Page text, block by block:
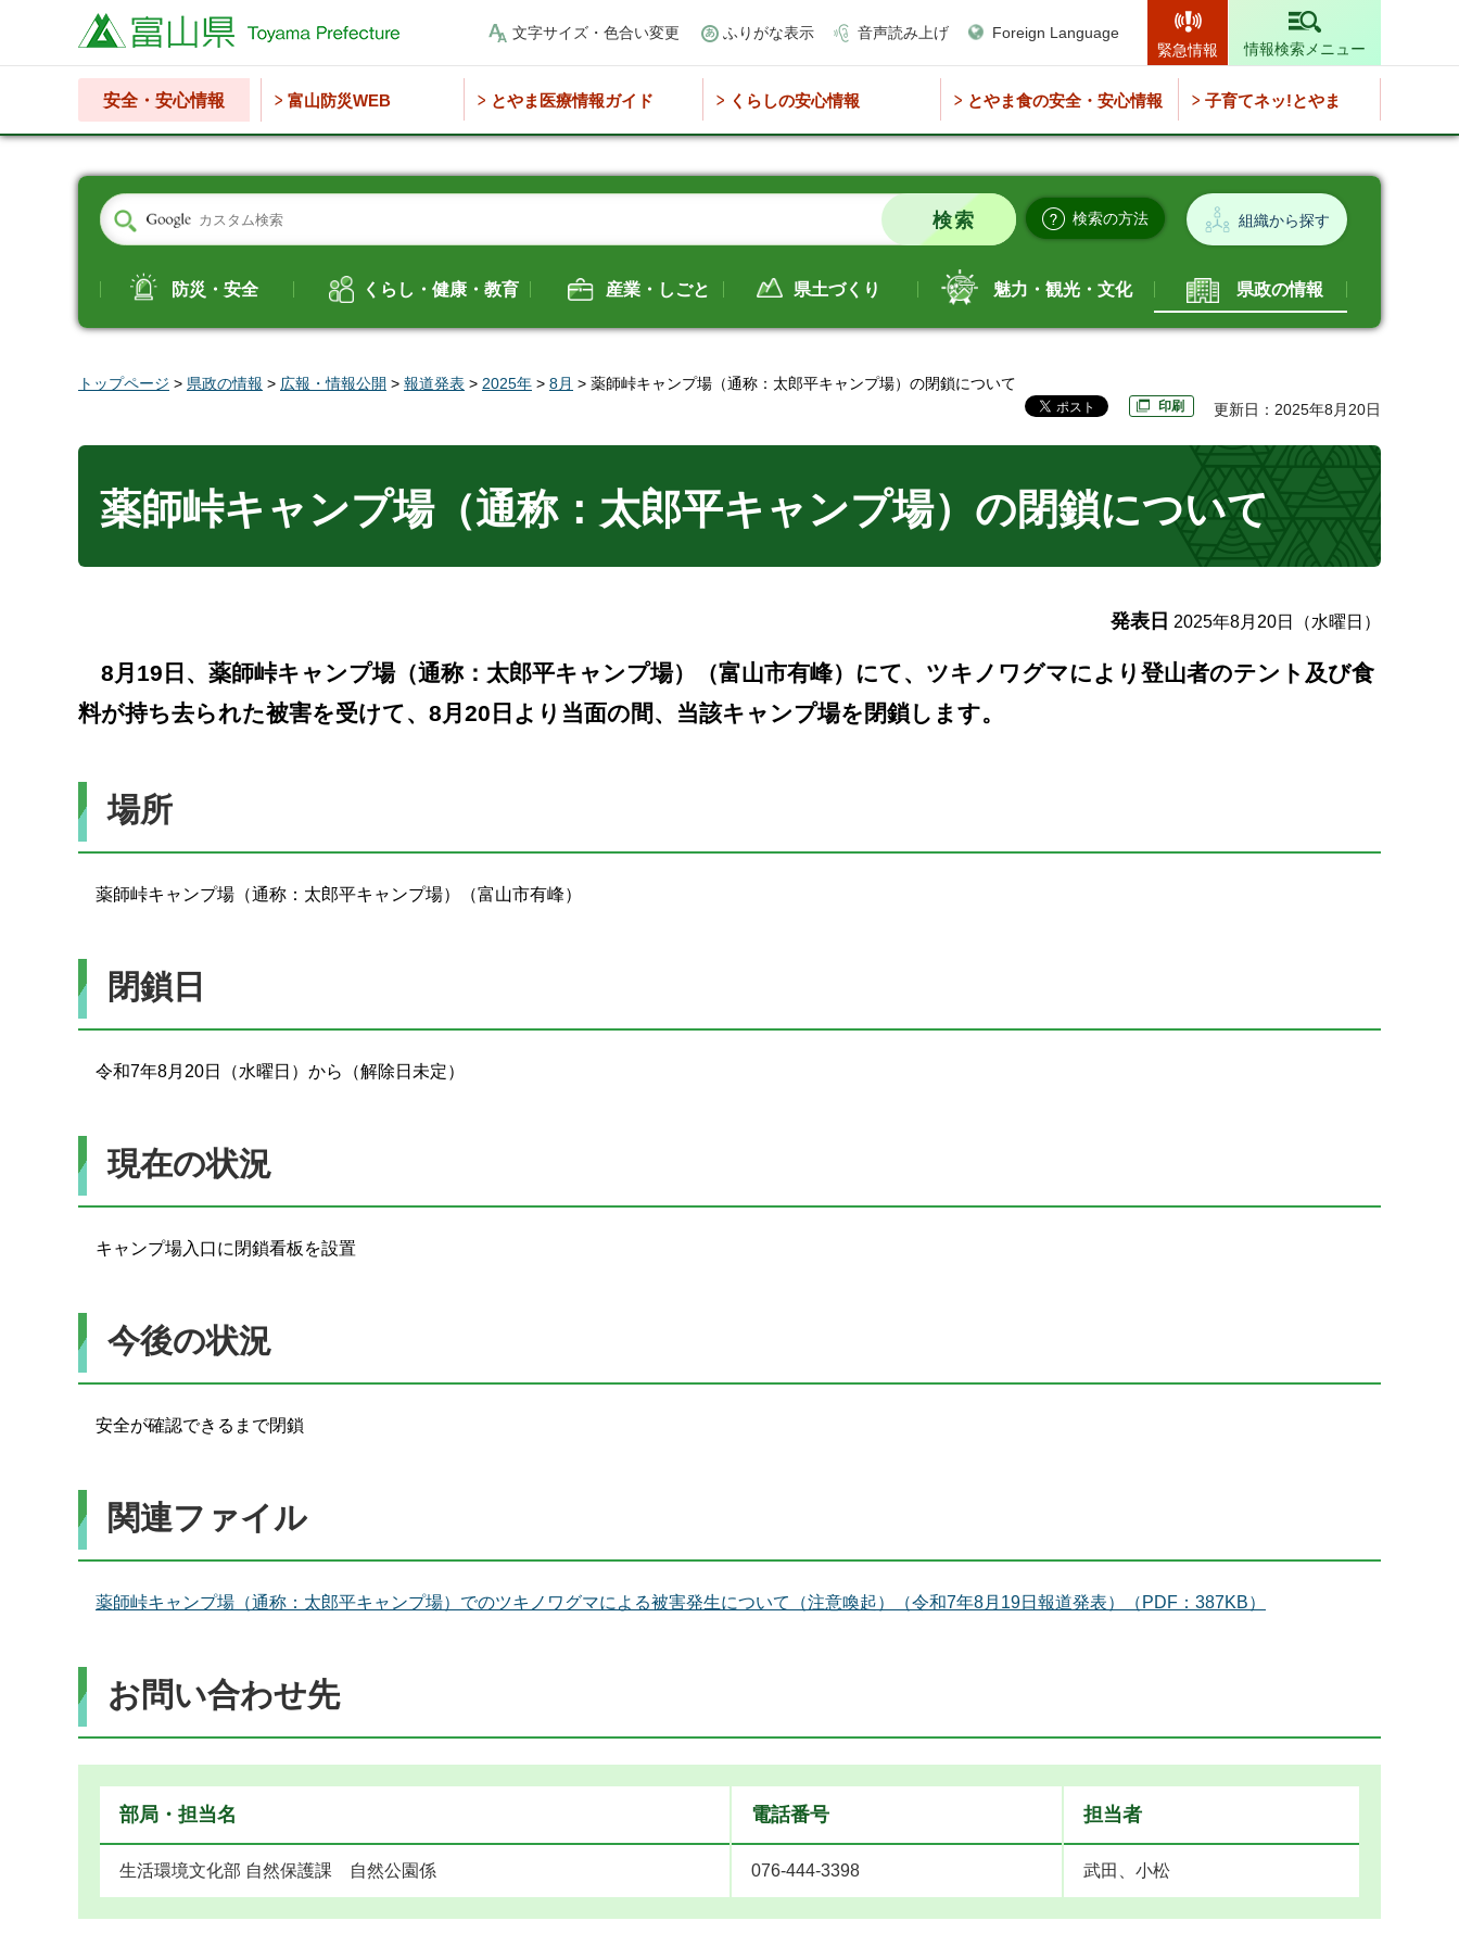
富山県 文字サイズ・色合い変更 ふりがな表示 音声読み上げ
Foreign Language
緊急情報
情報検索メニュー
安全・安心情報 富山防災WEB とやま医療情報ガイド くらしの安心情報 とやま食の安全・安心情報 子育てネッ!とやま
検索の方法 組織から探す
防災・安全 くらし・健康・教育 産業・しごと 県土づくり 魅力・観光・文化 県政の情報
トップページ > 県政の情報 > 広報・情報公開 > 報道発表 > 2025年 > 8月 > 薬師峠キャンプ場（通称：太郎平キャンプ場）の閉鎖について
印刷 更新日：2025年8月20日
薬師峠キャンプ場（通称：太郎平キャンプ場）の閉鎖について
発表日 2025年8月20日（水曜日）
8月19日、薬師峠キャンプ場（通称：太郎平キャンプ場）（富山市有峰）にて、ツキノワグマにより登山者のテント及び食
料が持ち去られた被害を受けて、8月20日より当面の間、当該キャンプ場を閉鎖します。
場所
薬師峠キャンプ場（通称：太郎平キャンプ場）（富山市有峰）
閉鎖日
令和7年8月20日（水曜日）から（解除日未定）
現在の状況
キャンプ場入口に閉鎖看板を設置
今後の状況
安全が確認できるまで閉鎖
関連ファイル
薬師峠キャンプ場（通称：太郎平キャンプ場）でのツキノワグマによる被害発生について（注意喚起）（令和7年8月19日報道発表）（PDF：387KB）
お問い合わせ先
部局・担当名 電話番号 担当者
生活環境文化部 自然保護課 自然公園係 076-444-3398 武田、小松